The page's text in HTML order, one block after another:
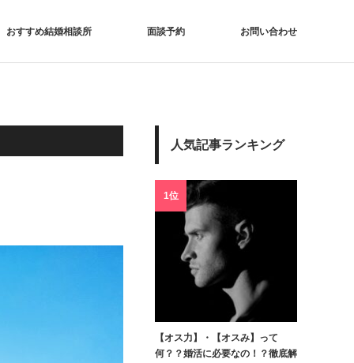
おすすめ結婚相談所 面談予約 お問い合わせ
人気記事ランキング
1位
【オス力】・【オスみ】って
何？？婚活に必要なの！？徹底解